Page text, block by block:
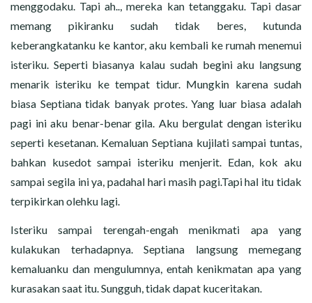
menggodaku. Tapi ah.., mereka kan tetanggaku. Tapi dasar
memang pikiranku sudah tidak beres, kutunda
keberangkatanku ke kantor, aku kembali ke rumah menemui
isteriku. Seperti biasanya kalau sudah begini aku langsung
menarik isteriku ke tempat tidur. Mungkin karena sudah
biasa Septiana tidak banyak protes. Yang luar biasa adalah
pagi ini aku benar-benar gila. Aku bergulat dengan isteriku
seperti kesetanan. Kemaluan Septiana kujilati sampai tuntas,
bahkan kusedot sampai isteriku menjerit. Edan, kok aku
sampai segila ini ya, padahal hari masih pagi.Tapi hal itu tidak
terpikirkan olehku lagi.
Isteriku sampai terengah-engah menikmati apa yang
kulakukan terhadapnya. Septiana langsung memegang
kemaluanku dan mengulumnya, entah kenikmatan apa yang
kurasakan saat itu. Sungguh, tidak dapat kuceritakan.